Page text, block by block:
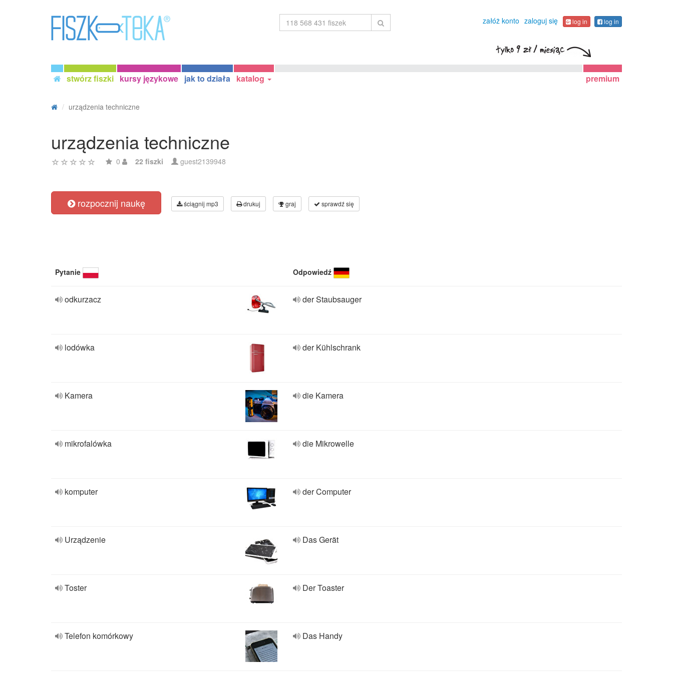
załóż konto zaloguj się log in log in
stwórz fiszki kursy językowe jak to działa katalog premium
urządzenia techniczne
urządzenia techniczne
0 22 fiszki guest2139948
rozpocznij naukę ściągnij mp3 drukuj graj sprawdź się
Pytanie Odpowiedź
odkurzacz der Staubsauger
lodówka der Kühlschrank
Kamera die Kamera
mikrofalówka die Mikrowelle
komputer der Computer
Urządzenie Das Gerät
Toster Der Toaster
Telefon komórkowy Das Handy